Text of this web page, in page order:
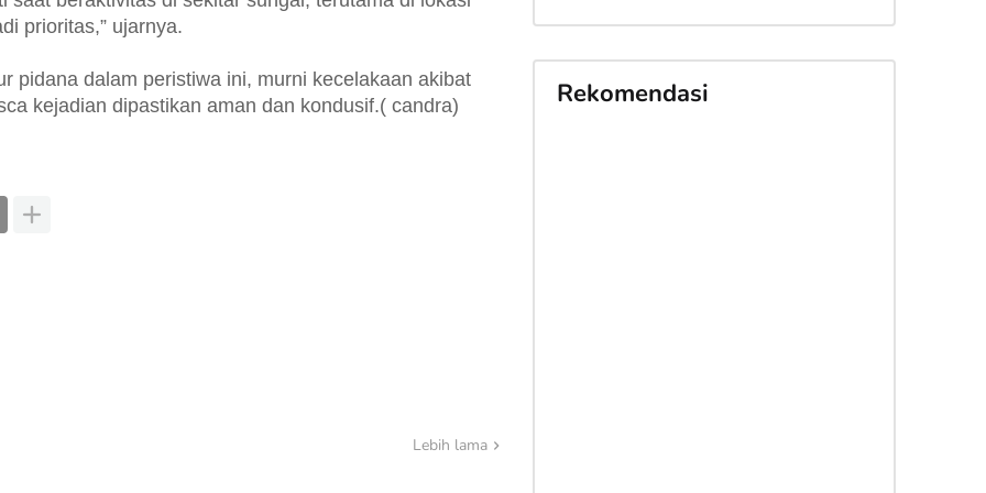
prioritas,” ujarnya.
pidana dalam peristiwa ini, murni kecelakaan akibat
kejadian dipastikan aman dan kondusif.( candra)
Lebih lama
Rekomendasi